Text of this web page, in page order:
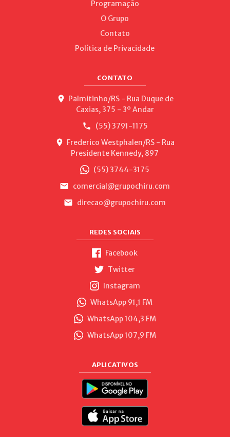
Programação
O Grupo
Contato
Política de Privacidade
CONTATO
Palmitinho/RS - Rua Duque de
Caxias, 375 - 3º Andar
(55) 3791-1175
Frederico Westphalen/RS - Rua
Presidente Kennedy, 897
(55) 3744-3175
comercial@grupochiru.com
direcao@grupochiru.com
REDES SOCIAIS
Facebook
Twitter
Instagram
WhatsApp 91,1 FM
WhatsApp 104,3 FM
WhatsApp 107,9 FM
APLICATIVOS